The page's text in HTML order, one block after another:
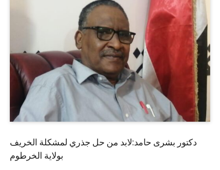
دكتور بشرى حامد:لابد من حل جذري لمشكلة الخريف
بولاية الخرطوم